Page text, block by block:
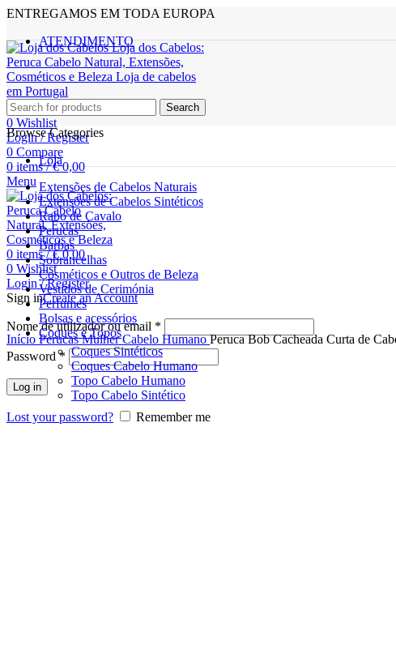
ENTREGAMOS EM TODA EUROPA
ATENDIMENTO
Search
0 Wishlist
Login / Register
0 Compare
0items / €0,00
Menu
0 items / €0,00
0 Wishlist
Login / Register
Sign inCreate an Account
Nome de utilizador ou email *
Password*
Log in
Lost your password? Remember me
Browse Categories
Loja
Extensões de Cabelos Naturais
Extensões de Cabelos Sintéticos
Rabo de Cavalo
Perucas
Barbas
Sobrancelhas
Cosméticos e Outros de Beleza
Vestidos de Cerimónia
Perfumes
Bolsas e acessórios
Coques e Topos
Coques Sintéticos
Coques Cabelo Humano
Topo Cabelo Humano
Topo Cabelo Sintético
Click to enlarge
Início PerucasMulherCabelo HumanoPeruca Bob Cacheada Curta de